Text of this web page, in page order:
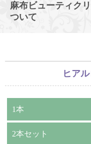
麻布ビューティク
ついて
ヒア
1本
2本セット